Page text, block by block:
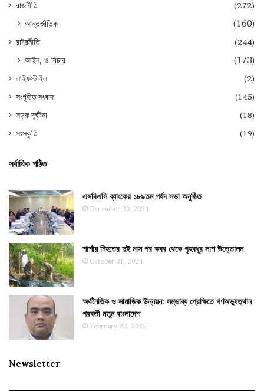
রাজনীতি
(272)
আন্তর্জাতিক (160)
রাষ্ট্রনীতি (244)
আইন, ও বিচার (173)
লাইফস্টাইল
(2)
সংগৃহীত সংবাদ
(145)
সড়ক দূর্ঘটনা
(18)
সংস্কৃতি
(19)
সর্বাধিক পঠিত
এসবিএসি ব্যাংকের ১৮৯তম পর্ষদ সভা অনুষ্ঠিত
December 30, 2024
শার্শায় নিহতের দুই মাস পর কবর থেকে গৃহবধূর লাশ উত্তোলন
October 31, 2024
অর্থনৈতিক ও সামাজিক উন্নয়ন: সম্ভাব্য প্রেক্ষিতে গণঅভ্যুত্থান
পরবর্তী নতুন বাংলাদেশ
February 23, 2025
Newsletter